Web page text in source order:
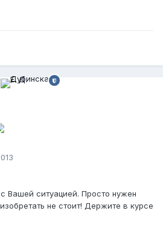
Вашей ситуацией. Просто нужен
не стоит! Держите в курсе